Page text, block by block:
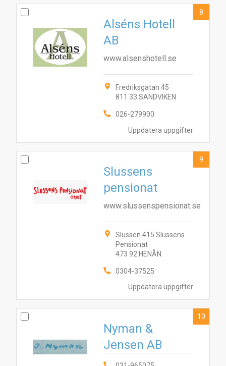
Uppdatera uppgifter
Alséns Hotell
AB
www.alsenshotell.se
Fredriksgatan 45
811 33 SANDVIKEN
026-279900
8
Uppdatera uppgifter
Slussens
pensionat
www.slussenspensionat.se
Slussen 415 Slussens
Pensionat
473 92 HENÅN
0304-37525
9
Nyman &
Jensen AB
10